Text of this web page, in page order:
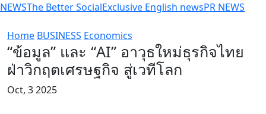
NEWSThe Better SocialExclusive English newsPR NEWS
Home BUSINESS Economics
“ข้อมูล” และ “AI” อาวุธใหม่ธุรกิจไทย
ฝ่าวิกฤตเศรษฐกิจ สู่เวทีโลก
Oct, 3 2025